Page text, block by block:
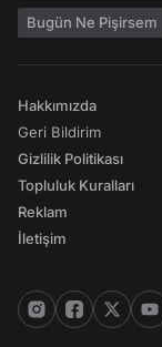
Bugün Ne Pişirsem
Hakkımızda
Geri Bildirim
Gizlilik Politikası
Topluluk Kuralları
Reklam
İletişim